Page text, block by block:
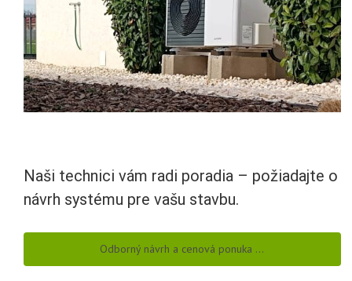
Naši technici vám radi poradia – požiadajte o
návrh systému pre vašu stavbu.
Odborný návrh a cenová ponuka …